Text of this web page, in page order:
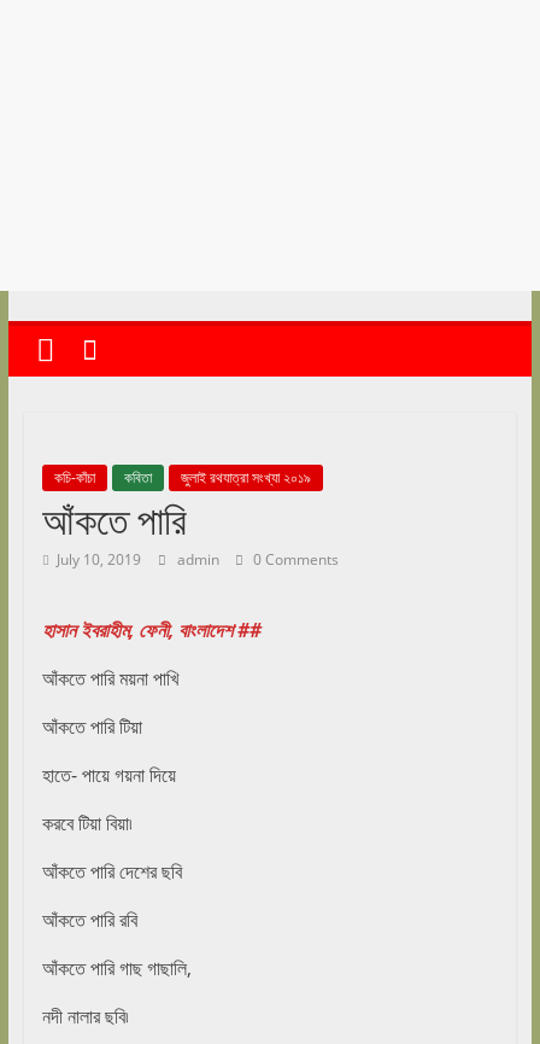
কচি-কাঁচা কবিতা জুলাই রথযাত্রা সংখ্যা ২০১৯
আঁকতে পারি
July 10, 2019 admin 0 Comments
হাসান ইবরাহীম, ফেনী, বাংলাদেশ ##
আঁকতে পারি ময়না পাখি
আঁকতে পারি টিয়া
হাতে- পায়ে গয়না দিয়ে
করবে টিয়া বিয়া৷
আঁকতে পারি দেশের ছবি
আঁকতে পারি রবি
আঁকতে পারি গাছ গাছালি,
নদী নালার ছবি৷